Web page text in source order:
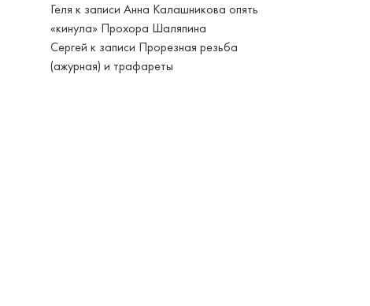
Геля к записиАнна Калашникова опять
«кинула» Прохора Шаляпина
Сергей к записи Прорезная резьба
(ажурная) и трафареты